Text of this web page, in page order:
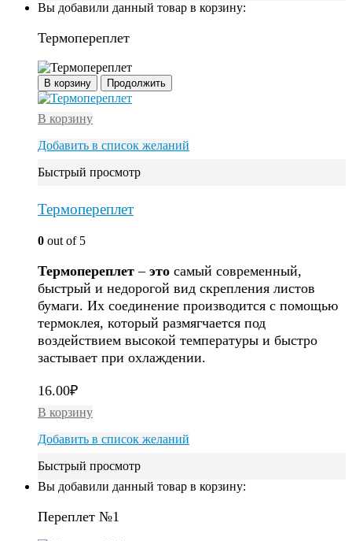
Вы добавили данный товар в корзину:
Термопереплет
В корзину Продолжить
В корзину
Добавить в список желаний
Быстрый просмотр
Термопереплет
0 out of 5
Термопереплет – это самый современный,
быстрый и недорогой вид скрепления листов
бумаги. Их соединение производится с помощью
термоклея, который размягчается под
воздействием высокой температуры и быстро
застывает при охлаждении.
16.00₽
В корзину
Добавить в список желаний
Быстрый просмотр
Вы добавили данный товар в корзину:
Переплет №1